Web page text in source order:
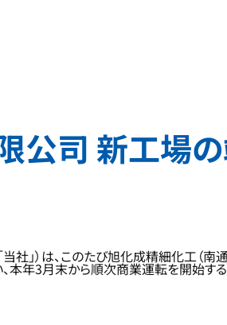
公司 新工場
社」）は、このたび旭化成精細化工
本年3月末から順次商業運転を開始する